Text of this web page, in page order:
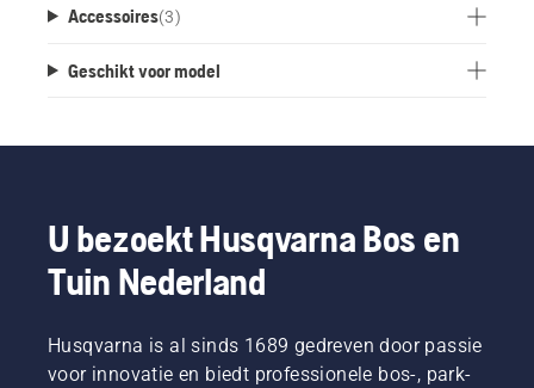
Accessoires(3)
Geschikt voor model
U bezoekt Husqvarna Bos en
Tuin Nederland
Husqvarna is al sinds 1689 gedreven door passie
voor innovatie en biedt professionele bos-, park-